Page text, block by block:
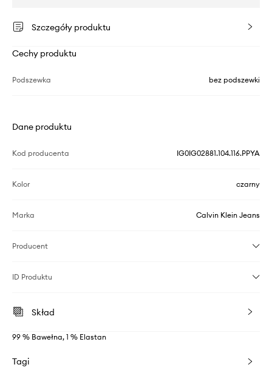
Szczegóły produktu
Cechy produktu
Podszewka bez podszewki
Dane produktu
Kod producenta IG0IG02881.104.116.PPYA
Kolor czarny
Marka Calvin Klein Jeans
Producent
ID Produktu
Skład
99 % Bawełna, 1 % Elastan
Tagi